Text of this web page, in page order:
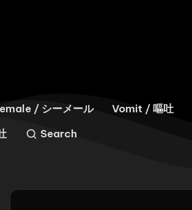
/ シーメール
Vomit / 嘔吐
Search